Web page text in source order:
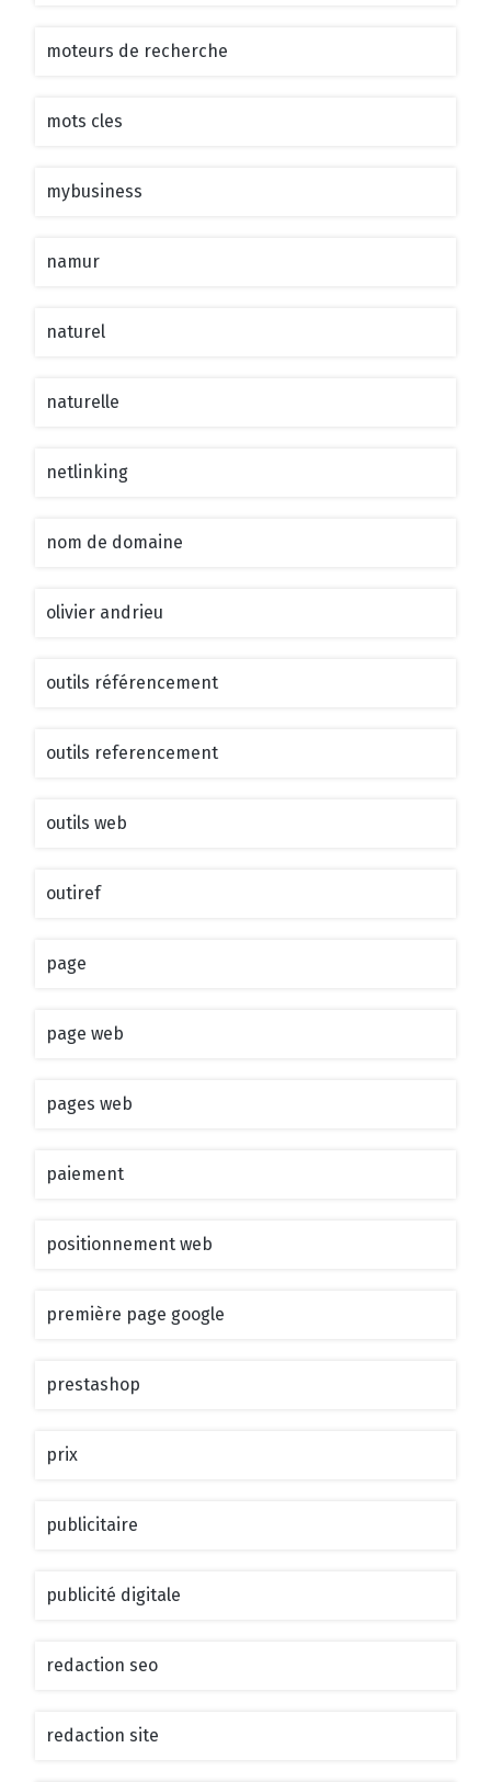
moteurs de recherche
mots cles
mybusiness
namur
naturel
naturelle
netlinking
nom de domaine
olivier andrieu
outils référencement
outils referencement
outils web
outiref
page
page web
pages web
paiement
positionnement web
première page google
prestashop
prix
publicitaire
publicité digitale
redaction seo
redaction site